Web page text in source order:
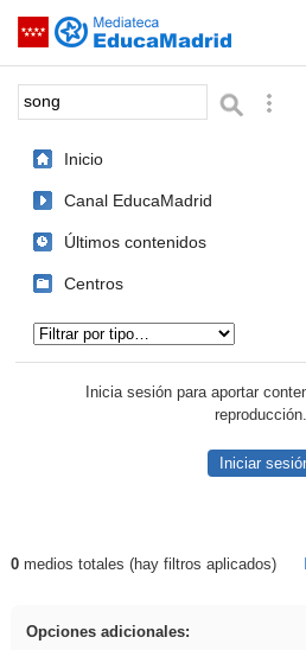
Saltar navegación
Palabra o frase:
Inicio
Canal EducaMadrid
Últimos contenidos
Centros
Inicia sesión para aportar
Iniciar
Resultados de: song
0medios totales (hay filtros aplicados)
Opciones adicionales: